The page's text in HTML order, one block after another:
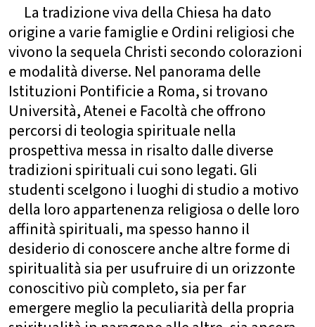
La tradizione viva della Chiesa ha dato
origine a varie famiglie e Ordini religiosi che
vivono la sequela Christi secondo colorazioni
e modalità diverse. Nel panorama delle
Istituzioni Pontificie a Roma, si trovano
Università, Atenei e Facoltà che offrono
percorsi di teologia spirituale nella
prospettiva messa in risalto dalle diverse
tradizioni spirituali cui sono legati. Gli
studenti scelgono i luoghi di studio a motivo
della loro appartenenza religiosa o delle loro
affinità spirituali, ma spesso hanno il
desiderio di conoscere anche altre forme di
spiritualità sia per usufruire di un orizzonte
conoscitivo più completo, sia per far
emergere meglio la peculiarità della propria